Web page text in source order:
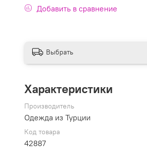
Добавить в сравнение
Выбрать
Характеристики
Производитель
Одежда из Турции
Код товара
42887